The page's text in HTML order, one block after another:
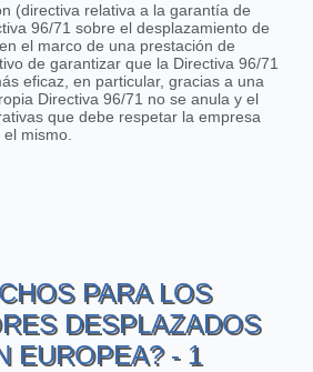
(directiva relativa a la garantía de
96/71 sobre el desplazamiento de
el marco de una prestación de
de garantizar que la Directiva 96/71
eficaz, en particular, gracias a una
Directiva 96/71 no se anula y el
que debe respetar la empresa
mismo.
PARA LOS
DESPLAZADOS
EUROPEA? - 1